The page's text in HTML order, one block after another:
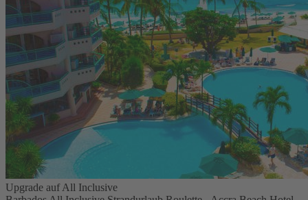
Upgrade auf All Inclusive